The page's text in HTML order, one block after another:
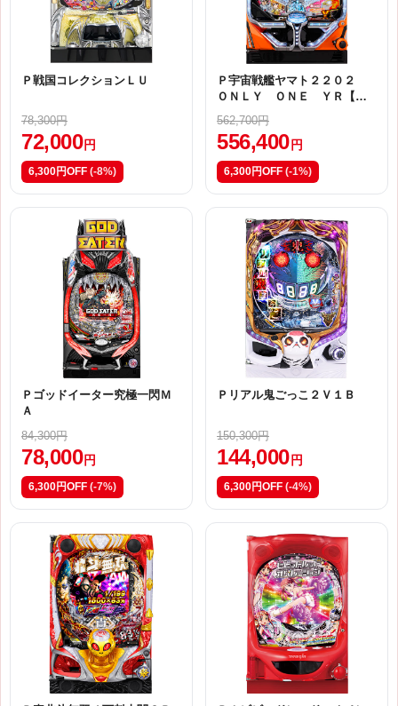
Ｐ戦国コレクションＬＵ
78,300円
72,000 円
6,300円OFF (-8%)
Ｐ宇宙戦艦ヤマト２２０２
ＯＮＬＹ ＯＮＥ ＹＲ【甘
562,700円
556,400 円
6,300円OFF (-1%)
Ｐゴッドイーター究極一閃Ｍ
Ａ
84,300円
78,000 円
6,300円OFF (-7%)
Ｐリアル鬼ごっこ２Ｖ１Ｂ
150,300円
144,000 円
6,300円OFF (-4%)